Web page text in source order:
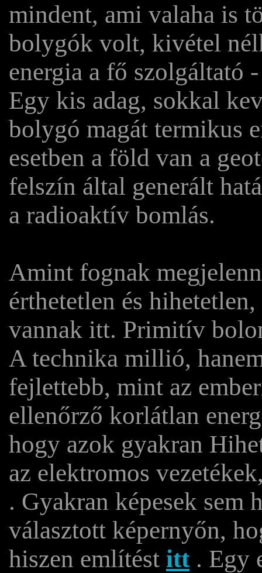
mindent, ami valaha is
bolygók volt, kivétel
energia a fő szolgáltató
Egy kis adag, sokkal
bolygó magát termikus
esetben a föld van a
felszín által generált
a radioaktív bomlás.
Amint fognak
érthetetlen és
vannak itt. Primitív
A technika millió,
fejlettebb, mint az
ellenőrző korlátlan
hogy azok gyakran
az elektromos
. Gyakran képesek sem
választott képernyőn,
hiszen említést itt . Egy